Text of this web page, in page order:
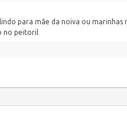
para mãe da noiva ou
no peitoril